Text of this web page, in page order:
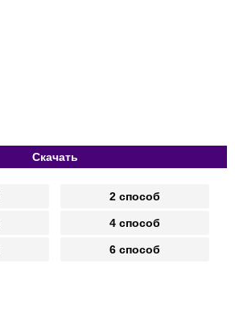
Скачать
2 способ
4 способ
6 способ